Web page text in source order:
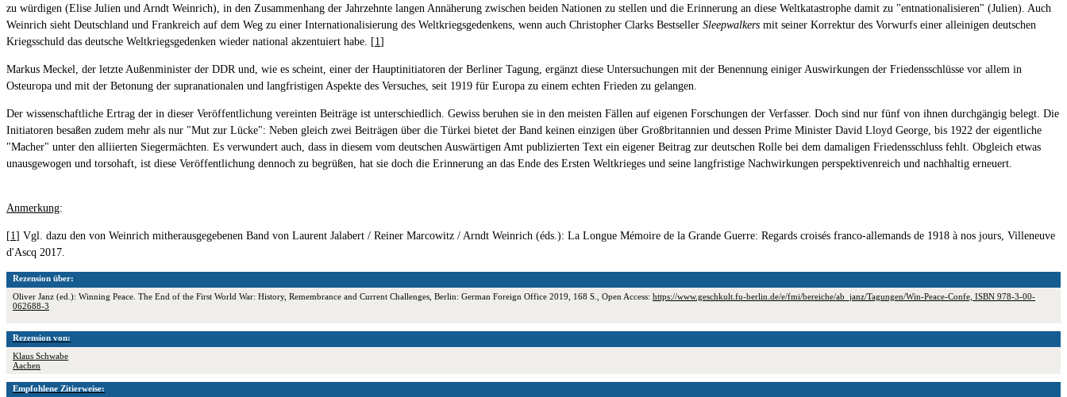
zu würdigen (Elise Julien und Arndt Weinrich), in den Zusammenhang der Jahrzehnte langen Annäherung zwischen beiden Nationen zu stellen und die Erinnerung an diese Weltkatastrophe damit zu "entnationalisieren" (Julien). Auch
Weinrich sieht Deutschland und Frankreich auf dem Weg zu einer Internationalisierung des Weltkriegsgedenkens, wenn auch Christopher Clarks Bestseller Sleepwalkers mit seiner Korrektur des Vorwurfs einer alleinigen deutschen
Kriegsschuld das deutsche Weltkriegsgedenken wieder national akzentuiert habe. [1 ]
Markus Meckel, der letzte Außenminister der DDR und, wie es scheint, einer der Hauptinitiatoren der Berliner Tagung, ergänzt diese Untersuchungen mit der Benennung einiger Auswirkungen der Friedensschlüsse vor allem in
Osteuropa und mit der Betonung der supranationalen und langfristigen Aspekte des Versuches, seit 1919 für Europa zu einem echten Frieden zu gelangen.
Der wissenschaftliche Ertrag der in dieser Veröffentlichung vereinten Beiträge ist unterschiedlich. Gewiss beruhen sie in den meisten Fällen auf eigenen Forschungen der Verfasser. Doch sind nur fünf von ihnen durchgängig belegt. Die
Initiatoren besaßen zudem mehr als nur "Mut zur Lücke": Neben gleich zwei Beiträgen über die Türkei bietet der Band keinen einzigen über Großbritannien und dessen Prime Minister David Lloyd George, bis 1922 der eigentliche
"Macher" unter den alliierten Siegermächten. Es verwundert auch, dass in diesem vom deutschen Auswärtigen Amt publizierten Text ein eigener Beitrag zur deutschen Rolle bei dem damaligen Friedensschluss fehlt. Obgleich etwas
unausgewogen und torsohaft, ist diese Veröffentlichung dennoch zu begrüßen, hat sie doch die Erinnerung an das Ende des Ersten Weltkrieges und seine langfristige Nachwirkungen perspektivenreich und nachhaltig erneuert.
Anmerkung:
[1 ] Vgl. dazu den von Weinrich mitherausgegebenen Band von Laurent Jalabert / Reiner Marcowitz / Arndt Weinrich (éds.): La Longue Mémoire de la Grande Guerre: Regards croisés franco-allemands de 1918 à nos jours, Villeneuve
d'Ascq 2017.
Rezension über:
Oliver Janz (ed.): Winning Peace. The End of the First World War: History, Remembrance and Current Challenges, Berlin: German Foreign Office 2019, 168 S., Open Access: https://www.geschkult.fu-berlin.de/e/fmi/bereiche/ab_janz/Tagungen/Win-Peace-Confe, ISBN 978-3-00-
062688-3
Rezension von:
Klaus Schwabe
Aachen
Empfohlene Zitierweise: